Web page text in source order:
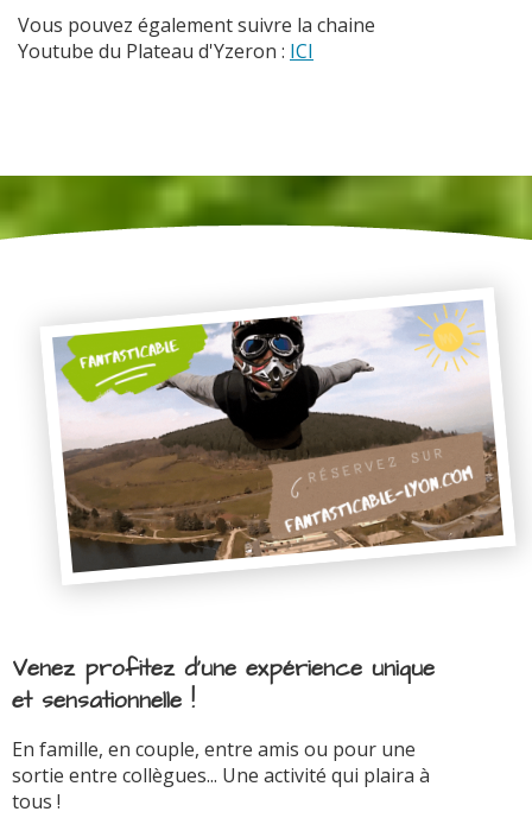
Vous pouvez également suivre la chaine
Youtube du Plateau d'Yzeron : ICI
Venez profitez d'une expérience unique
et sensationnelle !
En famille, en couple, entre amis ou pour une
sortie entre collègues... Une activité qui plaira à
tous !